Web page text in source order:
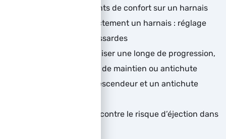
sécurité des éléments de confort sur un harnais
Savoir porter correctement un harnais : réglage
des bretelles et cuissardes
Savoir choisir et utiliser une longe de progression,
de positionnement, de maintien ou antichute
Savoir utiliser un descendeur et un antichute
Savoir se sécuriser contre le risque d’éjection dans